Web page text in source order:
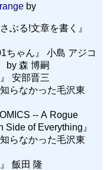
by
ぶる!文章を書く』
ちゃん』 小島 アジコ
by 森 博嗣
『美しい国へ』 安部晋三
らなかった毛沢東
-- A Rogue
of Everything』
らなかった毛沢東
飯田 隆